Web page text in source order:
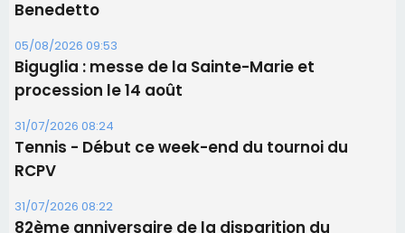
06/08/2026 15:57
Ucciani – Marché des producteurs à Cruculi le
11 août
06/08/2026 15:25
Corte – L’association A Nuciola organise une
projection sous les étoiles
06/08/2026 15:04
Alata - Soirée Tango Argentin au stade de San
Benedetto